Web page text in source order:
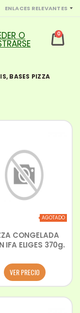
ENLACES RELEVANTES
0
BASES PIZZA
AGOTADO
CONGELADA
IFA ELIGES 370g.
VER PRECIO